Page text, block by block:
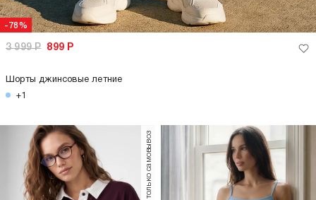
-78%
3 999Р 899 Р
Шорты джинсовые летние
+1
только самовывоз